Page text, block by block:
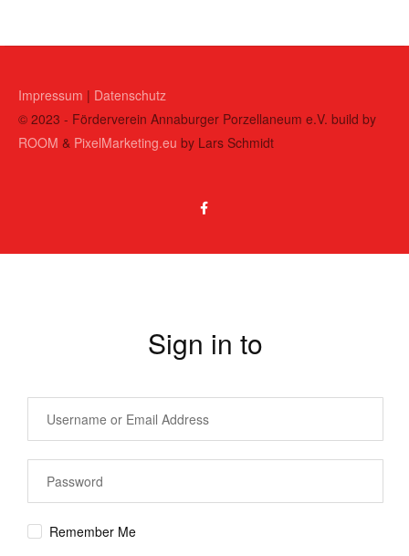
Impressum | Datenschutz
© 2023 - Förderverein Annaburger Porzellaneum e.V. build by
ROOM & PixelMarketing.eu by Lars Schmidt
Sign in to
Remember Me